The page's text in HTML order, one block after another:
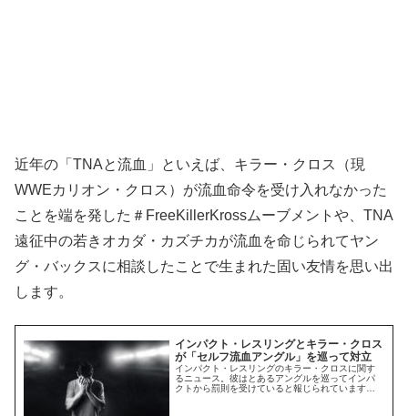
近年の「TNAと流血」といえば、キラー・クロス（現
WWEカリオン・クロス）が流血命令を受け入れなかった
ことを端を発した＃FreeKillerKrossムーブメントや、TNA
遠征中の若きオカダ・カズチカが流血を命じられてヤン
グ・バックスに相談したことで生まれた固い友情を思い出
します。
インパクト・レスリングとキラー・クロス
が「セルフ流血アングル」を巡って対立
インパクト・レスリングのキラー・クロスに関す
るニュース。彼はとあるアングルを巡ってインパ
クトから罰則を受けていると報じられています。